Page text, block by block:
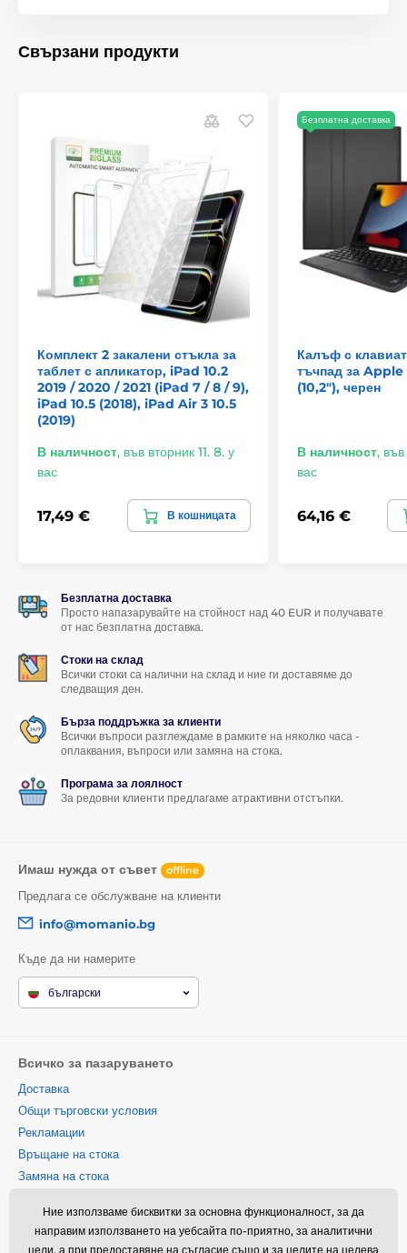
Свързани продукти
Комплект 2 закалени стъкла за
таблет с апликатор, iPad 10.2
2019 / 2020 / 2021 (iPad 7 / 8 / 9),
iPad 10.5 (2018), iPad Air 3 10.5
(2019)
В наличност, във вторник 11. 8. у
вас
17,49 € В кошницата
Безплатна доставка
Калъф с
тъчпад за
(10,2"), черен
В наличност, във
вас
64,16 €
Безплатна доставка
Просто напазарувайте на стойност над 40 EUR и получавате
от нас безплатна доставка.
Стоки на склад
Всички стоки са налични на склад и ние ги доставяме до
следващия ден.
Бърза поддръжка за клиенти
Всички въпроси разглеждаме в рамките на няколко часа -
оплаквания, въпроси или замяна на стока.
Програма за лоялност
За редовни клиенти предлагаме атрактивни отстъпки.
Имаш нужда от съвет offline
Предлага се обслужване на клиенти
info@momanio.bg
Къде да ни намерите
български
Всичко за пазаруването
Доставка
Общи търговски условия
Рекламации
Връщане на стока
Замяна на стока
бисквитки
Информация за контакт
Ние използваме бисквитки за основна функционалност, за да
направим използването на уебсайта по-приятно, за аналитични
цели, а при предоставяне на съгласие също и за целите на целева